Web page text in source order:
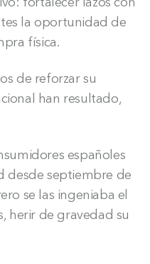
la oportunidad de
física.
de reforzar su
han resultado,
españoles
desde septiembre de
se las ingeniaba el
herir de gravedad su